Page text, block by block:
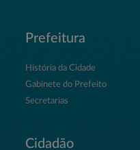
Prefeitura
História da Cidade
Gabinete do Prefeito
Secretarias
Cidadão